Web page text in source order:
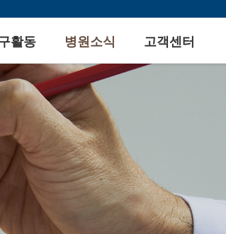
활동 병원소식 고객센터